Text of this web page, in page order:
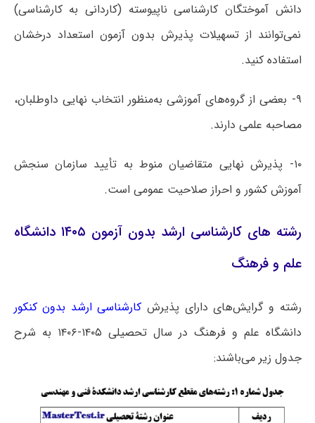
دانش آموختگان کارشناسی ناپیوسته (کاردانی به کارشناسی)
نمی‌توانند از تسهیلات پذیرش بدون آزمون استعداد درخشان
استفاده کنید.
۹- بعضی از گروه‌های آموزشی به‌منظور انتخاب نهایی داوطلبان،
مصاحبه علمی دارند.
۱۰- پذیرش نهایی متقاضیان منوط به تأیید سازمان سنجش
آموزش کشور و احراز صلاحیت عمومی است.
رشته های کارشناسی ارشد بدون آزمون ۱۴۰۵ دانشگاه
علم و فرهنگ
رشته و گرایش‌های دارای پذیرش کارشناسی ارشد بدون کنکور
دانشگاه علم و فرهنگ در سال تحصیلی ۱۴۰۵-۱۴۰۶ به شرح
جدول زیر می‌باشند: